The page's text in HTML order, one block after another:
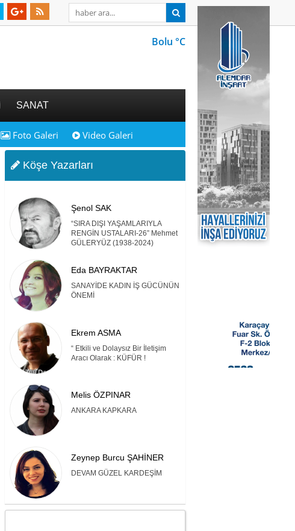
Bolu °C
SANAT
Foto Galeri Video Galeri
Köşe Yazarları
Şenol SAK
“SIRA DIŞI YAŞAMLARIYLA
RENGİN USTALARI-26” Mehmet
GÜLERYÜZ (1938-2024)
Eda BAYRAKTAR
SANAYİDE KADIN İŞ GÜCÜNÜN
ÖNEMİ
Ekrem ASMA
“ Etkili ve Dolaysız Bir İletişim
Aracı Olarak : KÜFÜR !
Melis ÖZPINAR
ANKARA KAPKARA
Zeynep Burcu ŞAHİNER
DEVAM GÜZEL KARDEŞİM